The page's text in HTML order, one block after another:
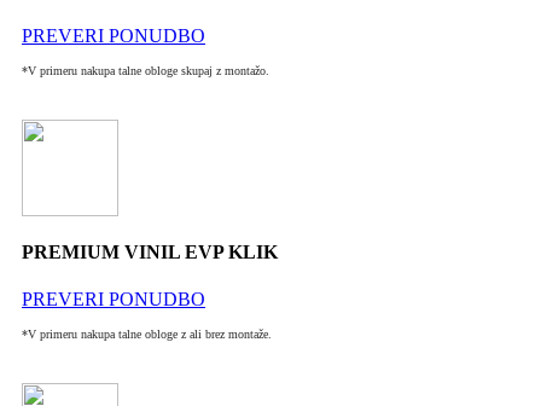
PREVERI PONUDBO
*V primeru nakupa talne obloge skupaj z montažo.
PREMIUM VINIL EVP KLIK
PREVERI PONUDBO
*V primeru nakupa talne obloge z ali brez montaže.